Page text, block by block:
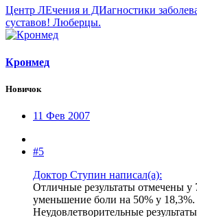
Центр ЛЕчения и ДИагностики
суставов! Люберцы.
Кронмед
Новичок
11 Фев 2007
#5
Доктор Ступин написал(а):
Отличные результаты отмечены у
уменьшение боли на 50% у 18,3%.
Неудовлетворительные